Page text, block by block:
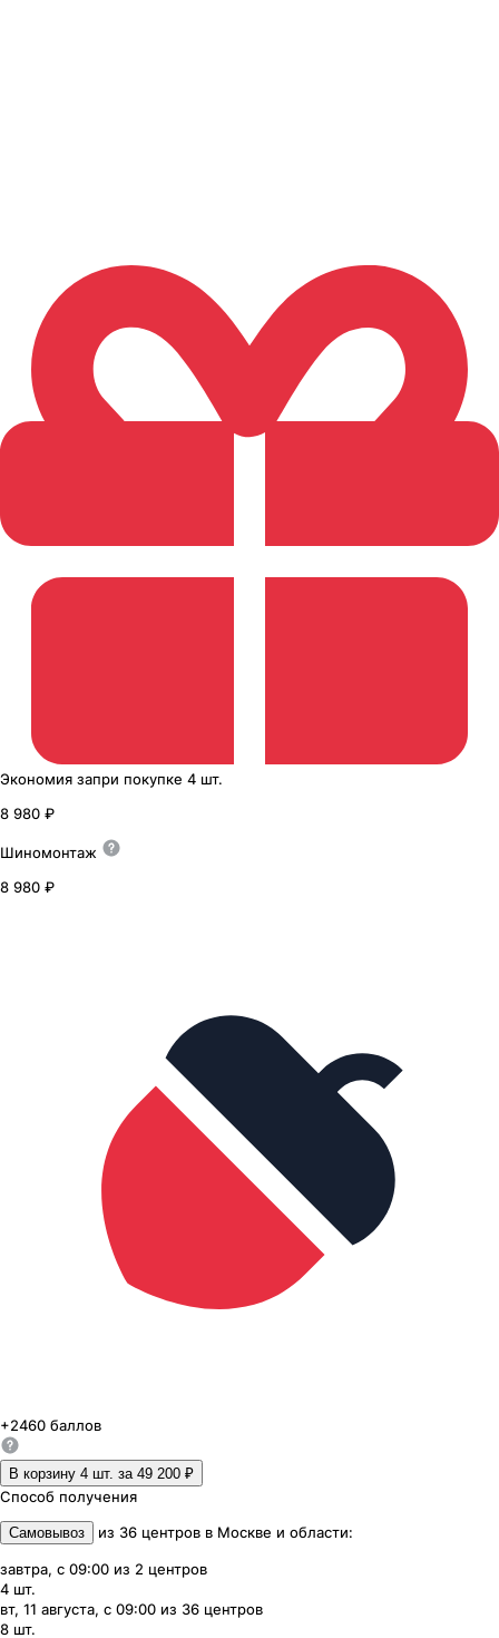
Экономия запри покупке 4 шт.
8 980 ₽
Шиномонтаж
8 980 ₽
+2460 баллов
В корзину 4 шт. за 49 200 ₽
Способ получения
Самовывоз из 36 центров в Москве и области:
завтра, с 09:00 из 2 центров
4 шт.
вт, 11 августа, с 09:00 из 36 центров
8 шт.